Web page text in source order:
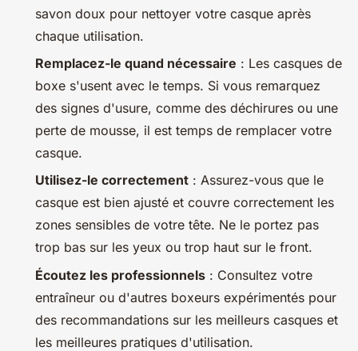
savon doux pour nettoyer votre casque après
chaque utilisation.
Remplacez-le quand nécessaire : Les casques de
boxe s'usent avec le temps. Si vous remarquez
des signes d'usure, comme des déchirures ou une
perte de mousse, il est temps de remplacer votre
casque.
Utilisez-le correctement : Assurez-vous que le
casque est bien ajusté et couvre correctement les
zones sensibles de votre tête. Ne le portez pas
trop bas sur les yeux ou trop haut sur le front.
Écoutez les professionnels : Consultez votre
entraîneur ou d'autres boxeurs expérimentés pour
des recommandations sur les meilleurs casques et
les meilleures pratiques d'utilisation.